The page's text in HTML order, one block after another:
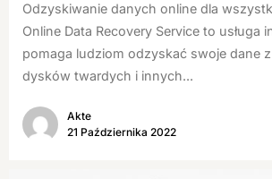
Odzyskiwanie danych online dla
Online Data Recovery Service to usługa
pomaga ludziom odzyskać swoje dane
dysków twardych i innych...
Akte
21 Października 2022